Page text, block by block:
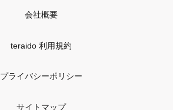
会社概要
teraido 利用規約
プライバシーポリシー
サイトマップ